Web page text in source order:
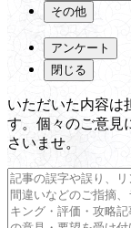
その他
アンケート
閉じる
いただいた内容は
す。個々のご意見
さいませ。